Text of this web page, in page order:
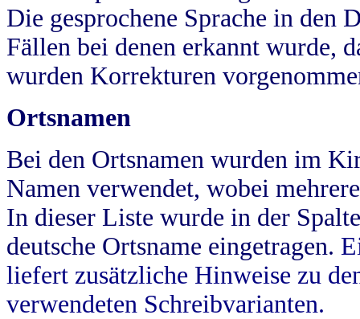
Die gesprochene Sprache in
Fällen bei denen erkannt wurde,
wurden Korrekturen
Ortsnamen
Bei den Ortsnamen wurden im
Namen verwendet, wobei
In dieser Liste wurde in der
deutsche Ortsname eingetragen.
liefert zusätzliche Hinweise zu
verwendeten Schreibvarianten.